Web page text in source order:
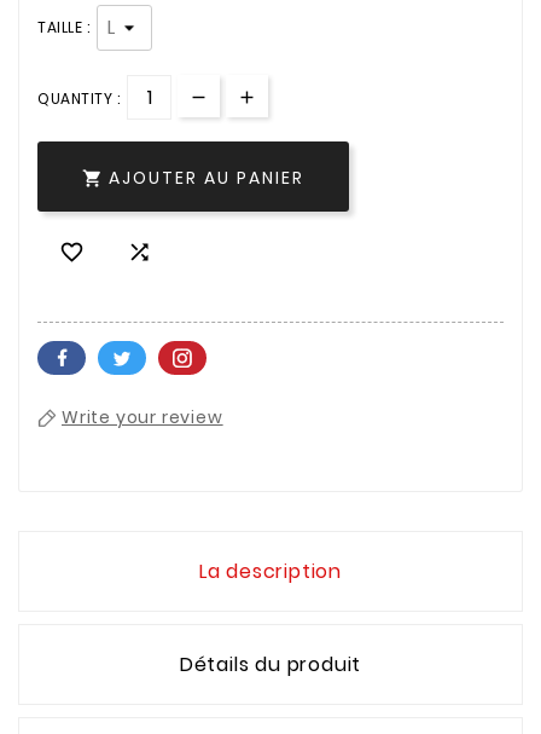
TAILLE :
QUANTITY :
 AJOUTER AU PANIER
 
Write your review
La description
Détails du produit